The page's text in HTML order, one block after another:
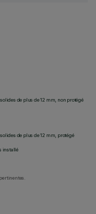
de plus de 12 mm, non protégé
de plus de 12 mm, protégé
installé